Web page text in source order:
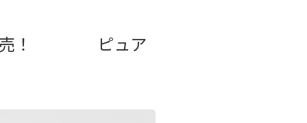
新発売！ ピュア